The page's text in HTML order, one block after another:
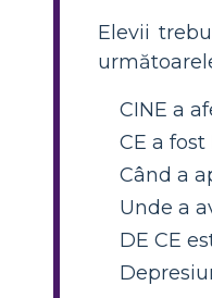
Elevii
CINE a
CE a
Când a
Unde a
DE CE